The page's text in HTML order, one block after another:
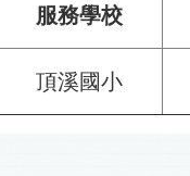
服務學校
頂溪國小